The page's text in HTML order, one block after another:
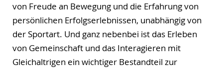
von Freude an Bewegung und die Erfahrung von
persönlichen Erfolgserlebnissen, unabhängig von
der Sportart. Und ganz nebenbei ist das Erleben
von Gemeinschaft und das Interagieren mit
Gleichaltrigen ein wichtiger Bestandteil zur